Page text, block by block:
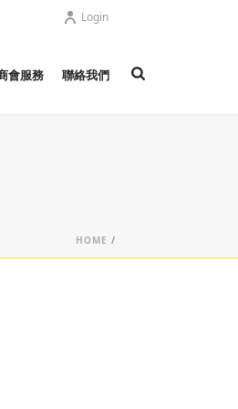
Login
會服務 聯絡我們
HOME /